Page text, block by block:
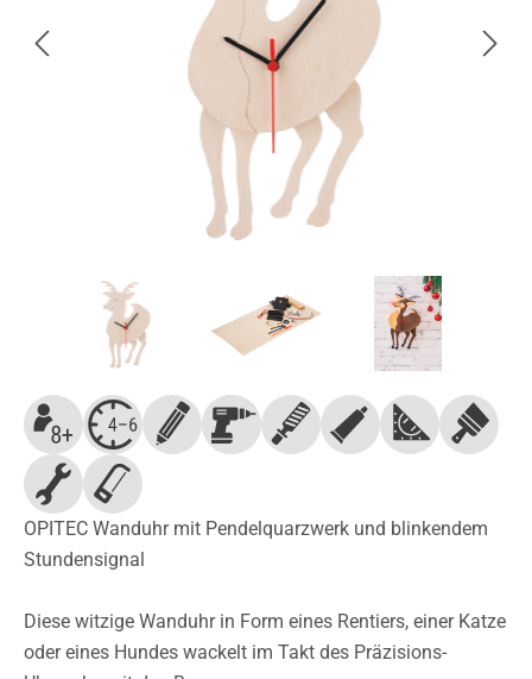
OPITEC Wanduhr mit Pendelquarzwerk und blinkendem
Stundensignal
Diese witzige Wanduhr in Form eines Rentiers, einer Katze
oder eines Hundes wackelt im Takt des Präzisions-